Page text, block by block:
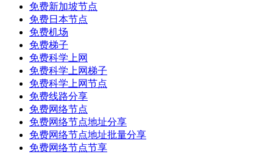
免费新加坡节点
免费日本节点
免费机场
免费梯子
免费科学上网
免费科学上网梯子
免费科学上网节点
免费线路分享
免费网络节点
免费网络节点地址分享
免费网络节点地址批量分享
免费网络节点节享